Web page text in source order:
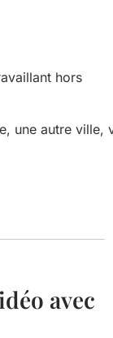
hors
une autre ville,
avec